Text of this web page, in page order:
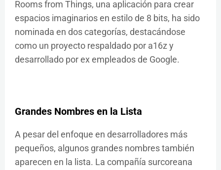
Rooms from Things, una aplicación para crear
espacios imaginarios en estilo de 8 bits, ha sido
nominada en dos categorías, destacándose
como un proyecto respaldado por a16z y
desarrollado por ex empleados de Google.
Grandes Nombres en la Lista
A pesar del enfoque en desarrolladores más
pequeños, algunos grandes nombres también
aparecen en la lista. La compañía surcoreana